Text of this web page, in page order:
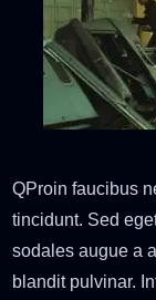
QProin faucibus
tincidunt. Sed
sodales augue a
blandit pulvinar.